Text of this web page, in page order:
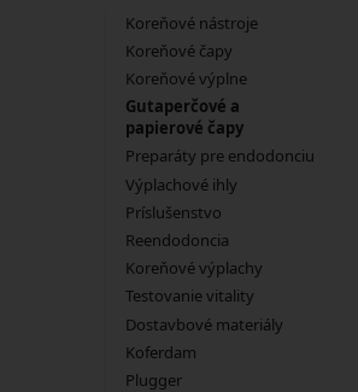
Koreňové nástroje
Koreňové čapy
Koreňové výplne
Gutaperčové a
papierové čapy
Preparáty pre endodonciu
Výplachové ihly
Príslušenstvo
Reendodoncia
Koreňové výplachy
Testovanie vitality
Dostavbové materiály
Koferdam
Plugger